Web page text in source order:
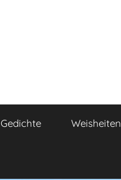
Gedichte Weisheiten